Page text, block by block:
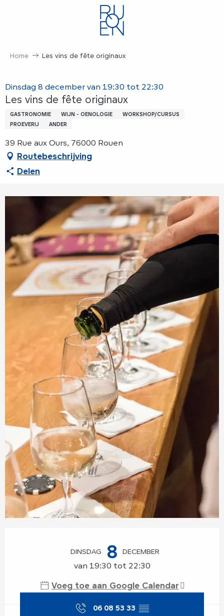
Home Les vins de fête originaux
Dinsdag 8 december van 19:30 tot 22:30
Les vins de fête originaux
GASTRONOMIE WIJN - OENOLOGIE
WORKSHOP/CURSUS
PROEVERIJ
ANDER
39 Rue aux Ours, 76000 Rouen
Routebeschrijving
Delen
DINSDAG 8 DECEMBER
van 19:30 tot 22:30
Voeg toe aan Google Calendar
06 08 53 33 ▒▒